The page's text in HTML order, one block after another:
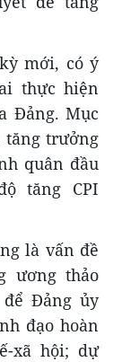
mới, có ý
thực hiện
Đảng. Mục
tăng trưởng
quân đầu
tăng CPI
là vấn đề
ương thảo
Đảng ủy
đạo hoàn
xã hội; dự